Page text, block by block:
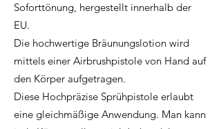
Soforttönung, hergestellt innerhalb der
EU.
Die hochwertige Bräunungslotion wird
mittels einer Airbrushpistole von Hand auf
den Körper aufgetragen.
Diese Hochpräzise Sprühpistole erlaubt
eine gleichmäßige Anwendung. Man kann